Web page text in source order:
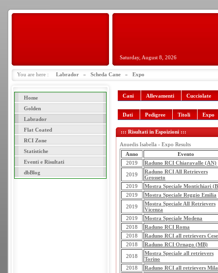
Saturday, August 8, 2026
You are here : Labrador » Scheda Cane » Expo
Home
Golden
Labrador
Flat Coated
RCI Zone
Statistiche
Eventi e Risultati
dbBlog
Cani Allevamenti Cucciolate
Dati Pedigree Titoli Expo
::: Risultati in Espoizioni :::
Anuedis Isabella - Expo Results
Anno
Evento
2019
Raduno RCI Chiaravalle (AN)
2019
Raduno RCI All Retrievers
Grosseto
2019
Mostra Speciale Montichiari
2019
Mostra Speciale Reggio Emilia
2019
Mostra Speciale All Retrievers
Vicenza
2019
Mostra Speciale Modena
2018
Raduno RCI Roma
2018
Raduno RCI all retrievers
2018
Raduno RCI Ornago (MB)
2018
Mostra Speciale all retrievers
Torino
2018
Raduno RCI all retrievers